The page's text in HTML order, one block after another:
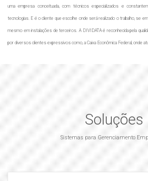
uma empresa conceituada, com técnicos especializados e
tecnologias. E é o cliente que escolhe onde será realizado o trabalho, se
mesmo em instalações de terceiros. A DIVIDATA é reconhecida pela
por diversos clientes expressivos como, a Caixa Econômica Federal, onde
Soluções
Sistemas para Gerenciamento